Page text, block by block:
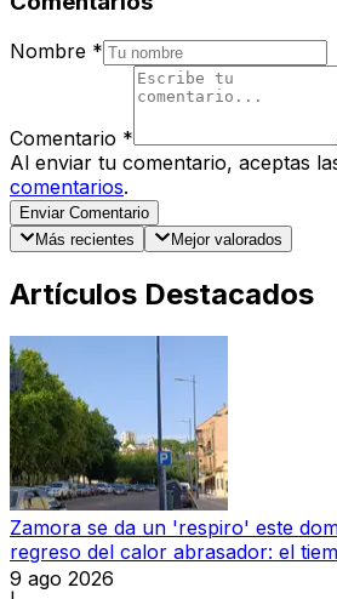
Nombre *
Comentario *
Al enviar tu comentario, aceptas
comentarios.
Enviar Comentario
Más recientes
Mejor valorados
Artículos Destacados
Zamora se da un 'respiro' este
regreso del calor abrasador: el
9 ago 2026